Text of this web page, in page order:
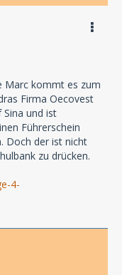
Marc kommt es zum
Firma Oecovest
Sina und ist
Führerschein
Doch der ist nicht
zu drücken.
4-